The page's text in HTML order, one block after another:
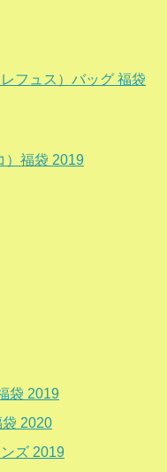
フュス）バッグ 福袋
）福袋 2019
袋 2019
2020
ズ 2019